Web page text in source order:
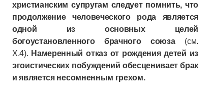
христианским супругам следует помнить, что
продолжение человеческого рода является
одной из основных целей
богоустановленного брачного союза(см.
Х.4). Намеренный отказ от рождения детей из
эгоистических побуждений обесценивает брак
и является несомненным грехом.